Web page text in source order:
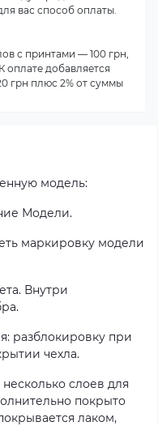
модель:
Модели.
маркировку модели
Внутри
разблокировку при
чехла.
слоев для
покрыто
лаком,
вас способ оплаты.
с принтами — 100 грн,
оплате добавляется
грн плюс 2% от суммы